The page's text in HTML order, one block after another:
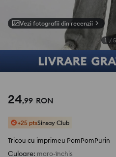
Vezi fotografii din recenzii
1 / 5
24,99 RON
+25 ptsSinsay Club
Tricou cu imprimeu PomPomPurin
Culoare: maro-închis